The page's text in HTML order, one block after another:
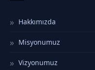
Hakkımızda
Misyonumuz
Vizyonumuz